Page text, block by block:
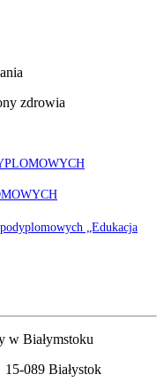
zdrowia
„Edukacja
w Białymstoku
089 Białystok